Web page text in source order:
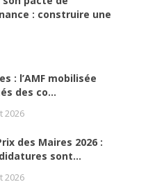
: construire une
: l’AMF mobilisée
des co...
2026
des Maires 2026 :
sont...
2026